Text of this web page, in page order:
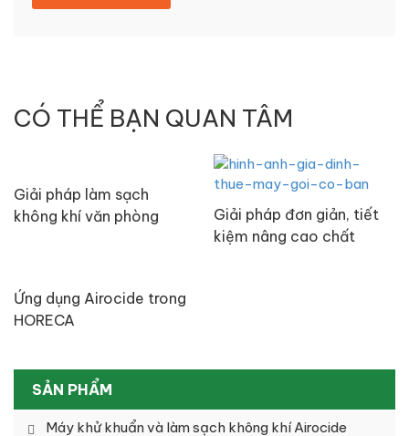
CÓ THỂ BẠN QUAN TÂM
Giải pháp làm sạch
không khí văn phòng
Giải pháp đơn giản, tiết
kiệm nâng cao chất
Ứng dụng Airocide trong
HORECA
SẢN PHẨM
Máy khử khuẩn và làm sạch không khí Airocide